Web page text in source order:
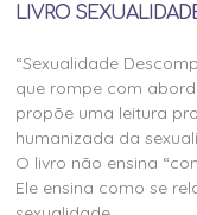
LIVRO
“Sexualidade
que rompe com
propõe uma leitura
humanizada da
O livro não ensina
Ele ensina como se